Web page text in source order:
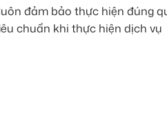
đảm bảo thực hiện đúng
chuẩn khi thực hiện dịch vụ